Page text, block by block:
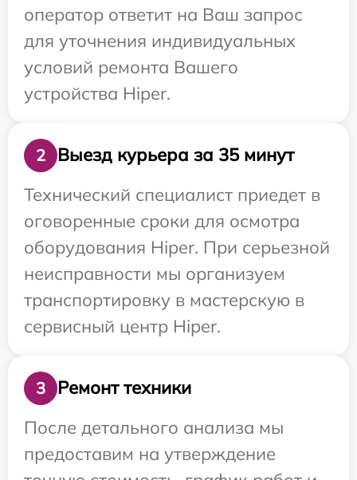
оператор ответит на Ваш запрос
для уточнения индивидуальных
условий ремонта Вашего
устройства Hiper.
2
Выезд курьера за 35 минут
Технический специалист приедет в
оговоренные сроки для осмотра
оборудования Hiper. При серьезной
неисправности мы организуем
транспортировку в мастерскую в
сервисный центр Hiper.
3
Ремонт техники
После детального анализа мы
предоставим на утверждение